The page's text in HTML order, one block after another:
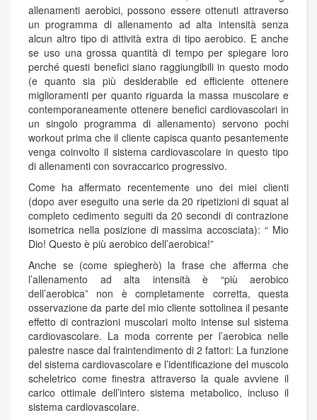
allenamenti aerobici, possono essere ottenuti attraverso
un programma di allenamento ad alta intensità senza
alcun altro tipo di attività extra di tipo aerobico. E anche
se uso una grossa quantità di tempo per spiegare loro
perché questi benefici siano raggiungibili in questo modo
(e quanto sia più desiderabile ed efficiente ottenere
miglioramenti per quanto riguarda la massa muscolare e
contemporaneamente ottenere benefici cardiovascolari in
un singolo programma di allenamento) servono pochi
workout prima che il cliente capisca quanto pesantemente
venga coinvolto il sistema cardiovascolare in questo tipo
di allenamenti con sovraccarico progressivo.
Come ha affermato recentemente uno dei miei clienti
(dopo aver eseguito una serie da 20 ripetizioni di squat al
completo cedimento seguiti da 20 secondi di contrazione
isometrica nella posizione di massima accosciata): “ Mio
Dio! Questo è più aerobico dell’aerobica!”
Anche se (come spiegherò) la frase che afferma che
l’allenamento ad alta intensità è “più aerobico
dell’aerobica” non è completamente corretta, questa
osservazione da parte del mio cliente sottolinea il pesante
effetto di contrazioni muscolari molto intense sul sistema
cardiovascolare. La moda corrente per l’aerobica nelle
palestre nasce dal fraintendimento di 2 fattori: La funzione
del sistema cardiovascolare e l’identificazione del muscolo
scheletrico come finestra attraverso la quale avviene il
carico ottimale dell’intero sistema metabolico, incluso il
sistema cardiovascolare.